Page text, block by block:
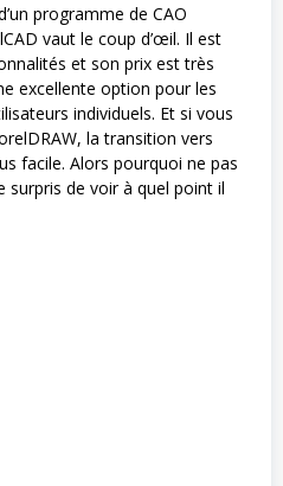
programme de CAO
vaut le coup d’œil. Il est
et son prix est très
excellente option pour les
individuels. Et si vous
la transition vers
facile. Alors pourquoi ne pas
surpris de voir à quel point il